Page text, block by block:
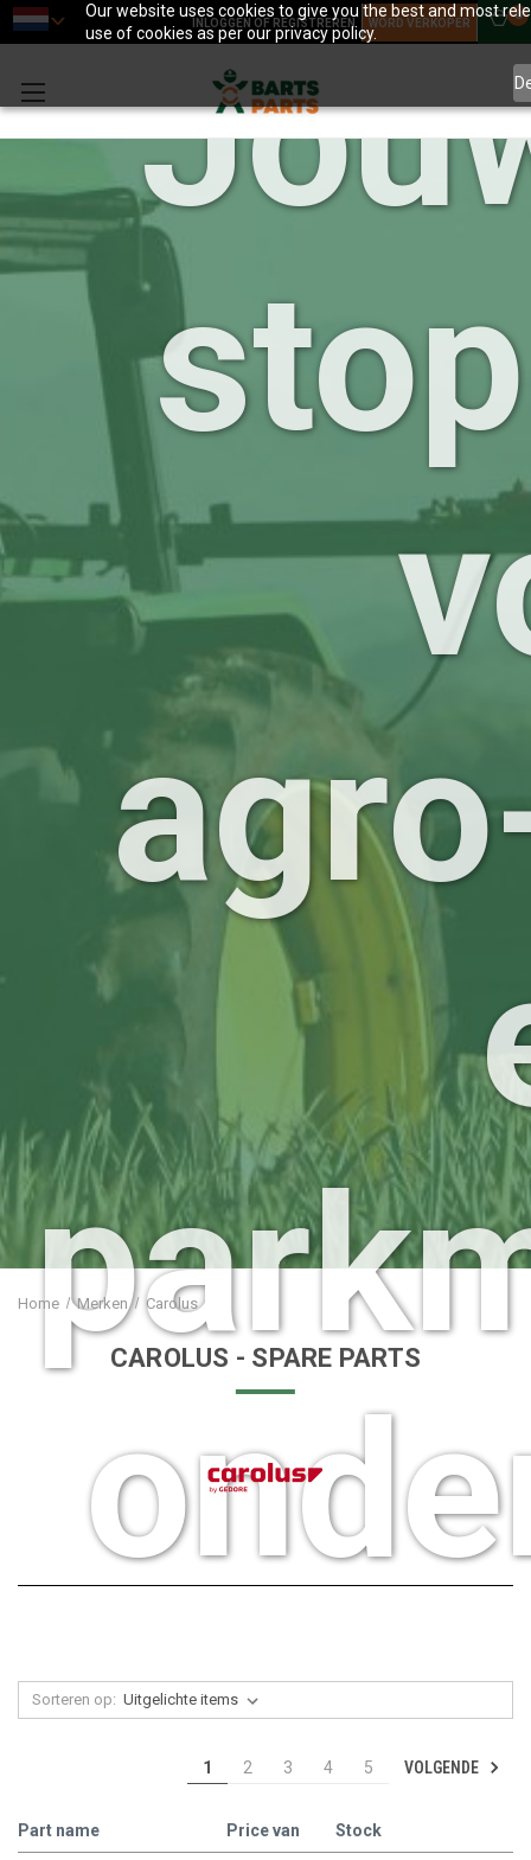
Our website uses cookies to give you the best and most
use of cookies as per our privacy policy.
INLOGGEN OF REGISTREREN WORD VERKOPER
0
Home Merken Carolus
CAROLUS - SPARE PARTS
Sorteren op:
1 2 3 4 5 VOLGENDE
Part name Price van Stock